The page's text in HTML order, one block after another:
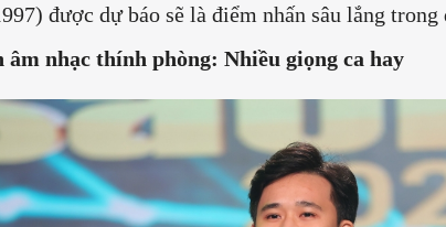
được dự báo sẽ là điểm nhấn sâu lắng
âm nhạc thính phòng: Nhiều giọng ca hay